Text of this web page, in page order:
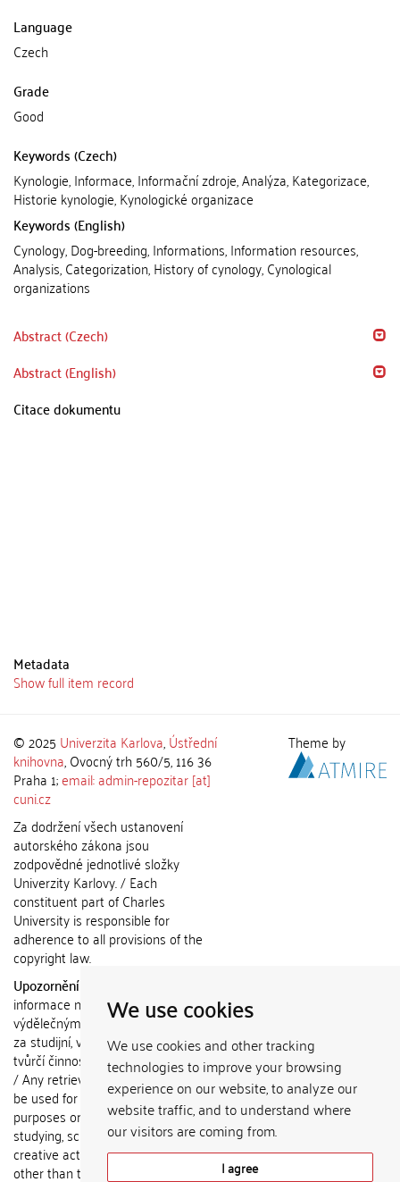
We use cookies
We use cookies and other tracking
technologies to improve your browsing
experience on our website, to analyze our
website traffic, and to understand where
our visitors are coming from.
I agree
Language
Czech
Grade
Good
Keywords (Czech)
Kynologie, Informace, Informační zdroje, Analýza, Kategorizace,
Historie kynologie, Kynologické organizace
Keywords (English)
Cynology, Dog-breeding, Informations, Information resources,
Analysis, Categorization, History of cynology, Cynological
organizations
Abstract (Czech)
Abstract (English)
Citace dokumentu
Metadata
Show full item record
© 2025 Univerzita Karlova,Ústřední
knihovna, Ovocný trh 560/5, 116 36
Praha 1;email: admin-repozitar [at]
cuni.cz
Za dodržení všech ustanovení
autorského zákona jsou
zodpovědné jednotlivé složky
Univerzity Karlovy. / Each
constituent part of Charles
University is responsible for
adherence to all provisions of the
copyright law.
Upozornění / Notice:
informace nemohou být použity k
výdělečným účelům nebo vydávány
za studijní, vědeckou nebo jinou
tvůrčí činnost jiné osoby než autora.
/ Any retrieved information shall not
be used for any commercial
purposes or claimed as results of
studying, scientific or any other
creative activities of any person
other than the author.
Theme by